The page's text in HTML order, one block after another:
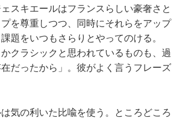
スキエールはフランスらしい豪奢さと
を尊重しつつ、同時にそれらをアップ
題をいつもさらりとやってのける。
かクラシックと思われているものも、過
だったから」。彼がよく言うフレーズ
気の利いた比喩を使う。ところどころ